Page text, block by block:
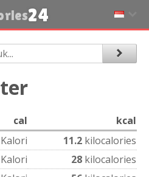
24
cal
kcal
Kalori 11.2 kilocalories
Kalori 28 kilocalories